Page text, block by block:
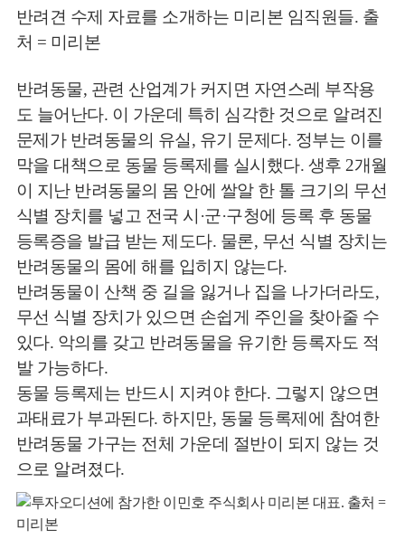
반려견 수제 자료를 소개하는 미리본 임직원들. 출
처 = 미리본
반려동물, 관련 산업계가 커지면 자연스레 부작용
도 늘어난다. 이 가운데 특히 심각한 것으로 알려진
문제가 반려동물의 유실, 유기 문제다. 정부는 이를
막을 대책으로 동물 등록제를 실시했다. 생후 2개월
이 지난 반려동물의 몸 안에 쌀알 한 톨 크기의 무선
식별 장치를 넣고 전국 시·군·구청에 등록 후 동물
등록증을 발급 받는 제도다. 물론, 무선 식별 장치는
반려동물의 몸에 해를 입히지 않는다.
반려동물이 산책 중 길을 잃거나 집을 나가더라도,
무선 식별 장치가 있으면 손쉽게 주인을 찾아줄 수
있다. 악의를 갖고 반려동물을 유기한 등록자도 적
발 가능하다.
동물 등록제는 반드시 지켜야 한다. 그렇지 않으면
과태료가 부과된다. 하지만, 동물 등록제에 참여한
반려동물 가구는 전체 가운데 절반이 되지 않는 것
으로 알려졌다.